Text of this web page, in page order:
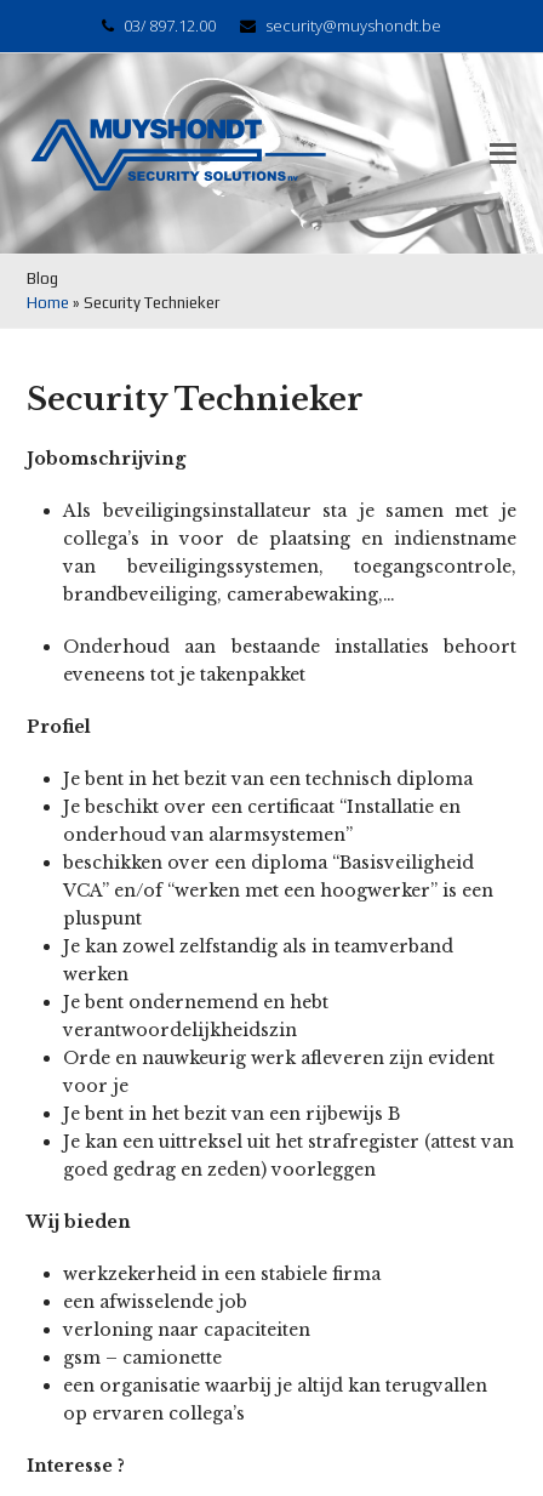
03/ 897.12.00 security@muyshondt.be
Blog
Home »Security Technieker
Security Technieker
Jobomschrijving
Als beveiligingsinstallateur sta je samen met je
collega’s in voor de plaatsing en indienstname
van beveiligingssystemen, toegangscontrole,
brandbeveiliging, camerabewaking,…
Onderhoud aan bestaande installaties behoort
eveneens tot je takenpakket
Profiel
Je bent in het bezit van een technisch diploma
Je beschikt over een certificaat “Installatie en
onderhoud van alarmsystemen”
beschikken over een diploma “Basisveiligheid
VCA” en/of “werken met een hoogwerker” is een
pluspunt
Je kan zowel zelfstandig als in teamverband
werken
Je bent ondernemend en hebt
verantwoordelijkheidszin
Orde en nauwkeurig werk afleveren zijn evident
voor je
Je bent in het bezit van een rijbewijs B
Je kan een uittreksel uit het strafregister (attest van
goed gedrag en zeden) voorleggen
Wij bieden
werkzekerheid in een stabiele firma
een afwisselende job
verloning naar capaciteiten
gsm – camionette
een organisatie waarbij je altijd kan terugvallen
op ervaren collega’s
Interesse ?